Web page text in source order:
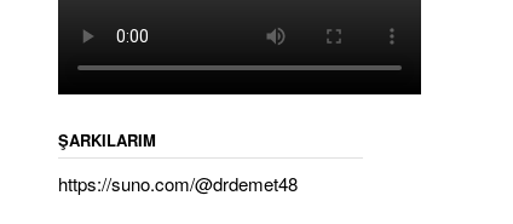
ŞARKILARIM
https://suno.com/@drdemet48